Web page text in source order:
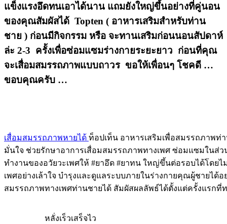
แข็งแรงอึดทนเอาได้นาน แถมยังใหญ่ขึ้นอย่างที่คู่นอน
ของคุณสัมผัสได้ Topten ( อาหารเสริมสำหรับท่าน
ชาย ) ก่อนมีกิจกรรม หรือ จะทานเสริมก่อนนอนสัปดาห์
ล่ะ 2-3 ครั้งเพื่อซ่อมแซมร่างกายระยะยาว ก่อนที่คุณ
จะเสื่อมสมรรถภาพแบบถาวร ขอให้เพื่อนๆ โชคดี …
ขอบคุณครับ …
เสื่อมสมรรถภาพหายได้ ท็อปเท็น อาหารเสริมเพื่อสมรรถภาพ
มั่นใจ ช่วยรักษาอาการเสื่อมสมรรถภาพทางเพศ ซ่อมแซมในส่
ทำงานของอวัยวะเพศให้ #ยาอึด #ยาทน ใหญ่ขึ้นต่อรอบได้โดย
เพศอย่างเล้าใจ บำรุงและดูแลระบบภายในร่างกายคุณผู้ชายได้
สมรรถภาพทางเพศท่านชายได้ สัมผัสผลลัพธ์ได้ตั้งแต่ครั้งแรกที่
หลั่งเร็วเสร็จไว